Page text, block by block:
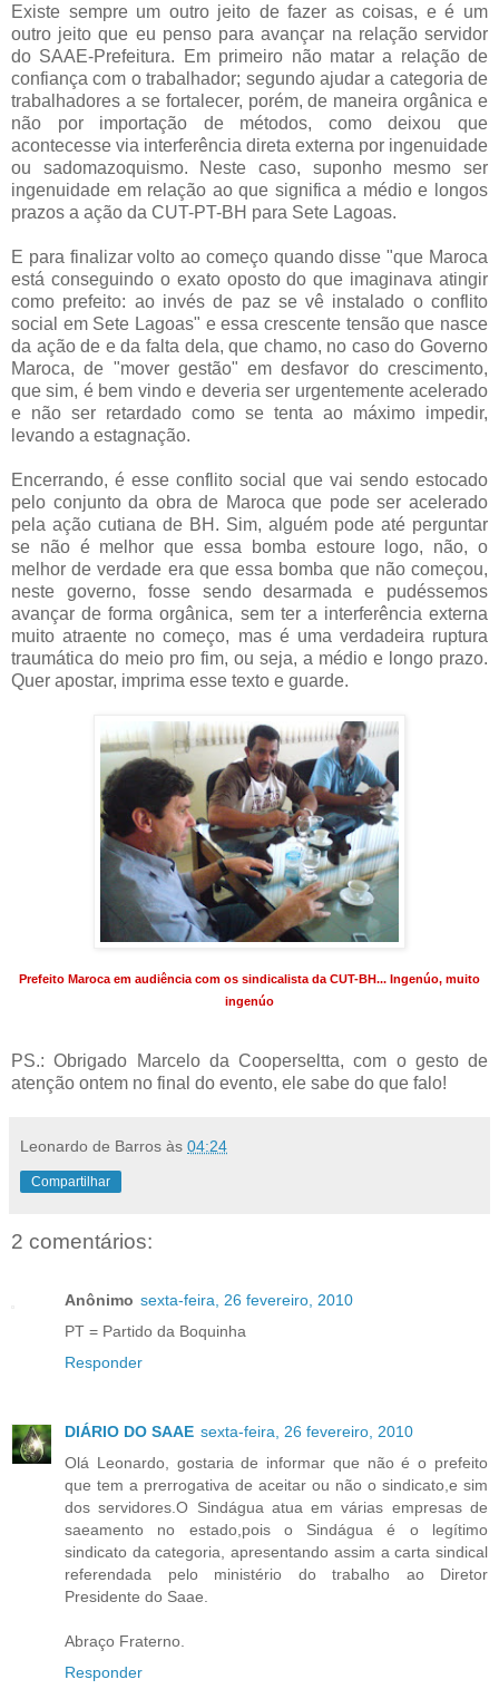
Existe sempre um outro jeito de fazer as coisas, e é um
outro jeito que eu penso para avançar na relação servidor
do SAAE-Prefeitura. Em primeiro não matar a relação de
confiança com o trabalhador; segundo ajudar a categoria de
trabalhadores a se fortalecer, porém, de maneira orgânica e
não por importação de métodos, como deixou que
acontecesse via interferência direta externa por ingenuidade
ou sadomazoquismo. Neste caso, suponho mesmo ser
ingenuidade em relação ao que significa a médio e longos
prazos a ação da CUT-PT-BH para Sete Lagoas.
E para finalizar volto ao começo quando disse "que Maroca
está conseguindo o exatooposto do que imaginava atingir
como prefeito: ao invés de paz se vê instalado o conflito
social em Sete Lagoas" e essa crescente tensão que nasce
da açãode e da falta dela, que chamo, no caso do Governo
Maroca, de "mover gestão" em desfavor do crescimento,
que sim, é bem vindo e deveria ser urgentemente acelerado
e não ser retardado como se tenta ao máximo impedir,
levando a estagnação.
Encerrando, é esse conflito social que vai sendo estocado
pelo conjunto da obra de Maroca que pode ser acelerado
pela ação cutiana de BH . Sim, alguém pode até perguntar
se não é melhor que essa bomba estoure logo, não, o
melhor de verdade era que essa bomba que não começou,
neste governo, fosse sendo desarmada e pudéssemos
avançar de forma orgânica, sem ter a interferência externa
muito atraente no começo, mas é uma verdadeira ruptura
traumática do meio pro fim, ou seja, a médio e longo prazo.
Quer apostar, imprima esse texto e guarde.
Prefeito Maroca em audiência com os sindicalista da CUT-BH... Ingenúo, muito
ingenúo
PS.: Obrigado Marcelo da Cooperseltta, com o gesto de
atenção ontem no final do evento, ele sabe do que falo!
Leonardo de Barros às 04:24
Compartilhar
2 comentários:
Anônimo sexta-feira, 26 fevereiro, 2010
PT = Partido da Boquinha
Responder
DIÁRIO DO SAAE sexta-feira, 26 fevereiro, 2010
Olá Leonardo, gostaria de informar que não é o prefeito
que tem a prerrogativa de aceitar ou não o sindicato,e sim
dos servidores.O Sindágua atua em várias empresas de
saeamento no estado,pois o Sindágua é o legítimo
sindicato da categoria, apresentando assim a carta sindical
referendada pelo ministério do trabalho ao Diretor
Presidente do Saae.
Abraço Fraterno.
Responder